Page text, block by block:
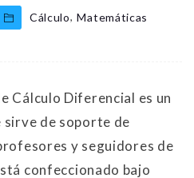
Cálculo, Matemáticas
Cálculo Diferencial es un
de soporte de
y seguidores de
confeccionado bajo